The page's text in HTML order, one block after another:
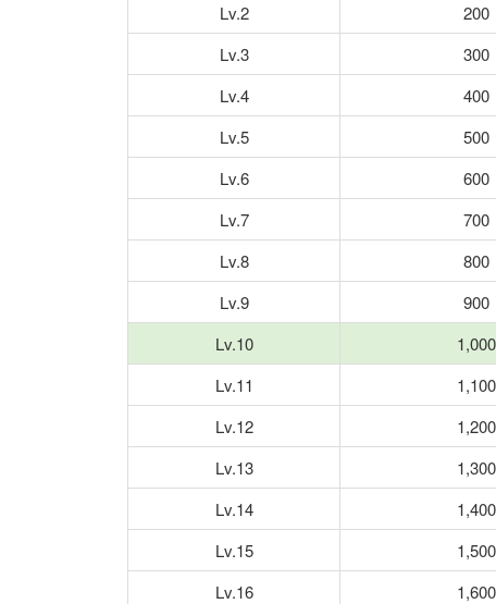
Lv.2
200
Lv.3
300
Lv.4
400
Lv.5
500
Lv.6
600
Lv.7
700
Lv.8
800
Lv.9
900
Lv.10
1,000
Lv.11
1,100
Lv.12
1,200
Lv.13
1,300
Lv.14
1,400
Lv.15
1,500
Lv.16
1,600